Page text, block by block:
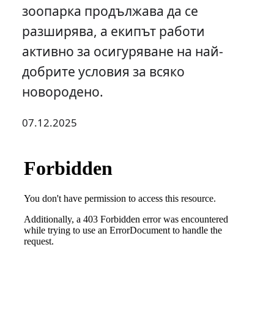
зоопарка продължава да се
разширява, а екипът работи
активно за осигуряване на най-
добрите условия за всяко
новородено.
07.12.2025